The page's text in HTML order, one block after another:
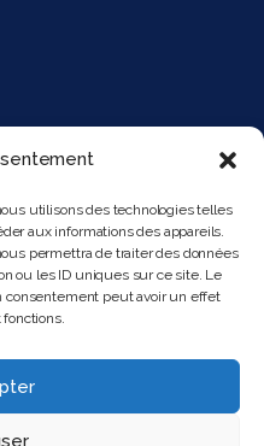
utilisons des technologies telles
aux informations des appareils.
permettra de traiter des données
ou les ID uniques sur ce site. Le
consentement peut avoir un effet
France